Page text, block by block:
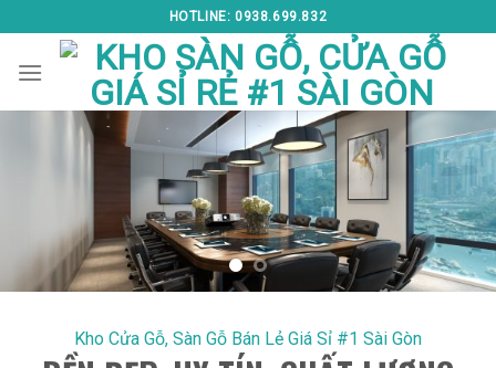
content
HOTLINE: 0938.699.832
Kho Cửa Gỗ, Sàn Gỗ Bán Lẻ Giá Sỉ #1 Sài Gòn
BỀN ĐẸP, UY TÍN, CHẤT LƯỢNG
Cửa Gỗ Á Châu: Chuyên nhập khẩu, sản xuất và phân phối sỉ
mang lại sản phẩm phù hợp với nhu cầu khách hàng, giá cả
tốt nhất và dịch vụ hoàn hảo, bảo hành trọn niền tin.